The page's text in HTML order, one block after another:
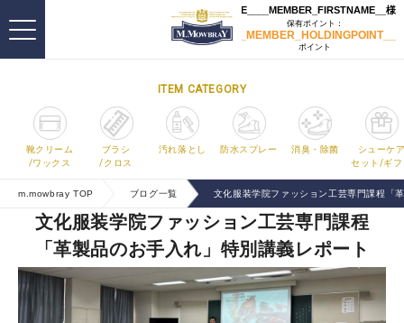
ITEM CATEGORY
靴クリーム
/ワックス
ブラシ
/クロス
汚れ落とし 防水スプレー 消臭・除菌
シューケ
セット/ギフ
m.mowbray TOP ブログ一覧 文化服装学院ファッション工芸専門課程「
文化服装学院ファッション工芸専門課程
「革製品のお手入れ」特別講義レポート